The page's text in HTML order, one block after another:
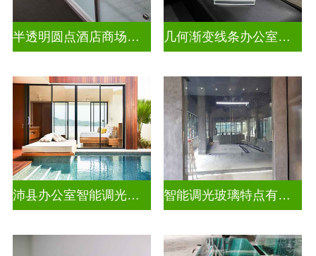
半透明圆点酒店商场彩色渐变玻璃 几何渐变线条办公室彩色渐变玻璃
沛县办公室智能调光玻璃厂商 智能调光玻璃特点有哪些方面